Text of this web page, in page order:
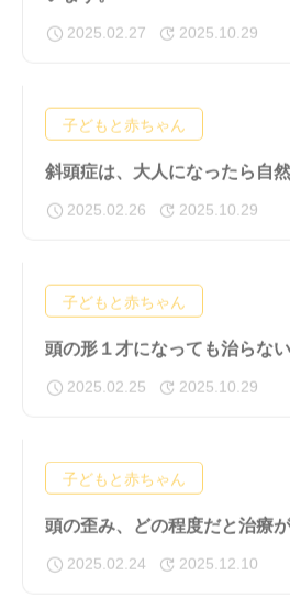
2025.02.27 2025.10.29
子どもと赤ちゃん
斜頭症は、大人になったら自
2025.02.26 2025.10.29
子どもと赤ちゃん
頭の形１才になっても治らない
2025.02.25 2025.10.29
子どもと赤ちゃん
頭の歪み、どの程度だと治療
2025.02.24 2025.12.10